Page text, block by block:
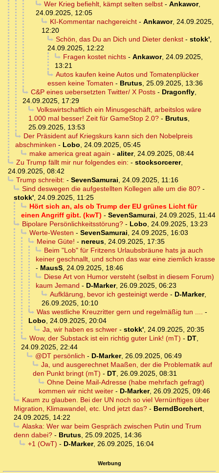
Wer Krieg befiehlt, kämpt selten selbst- Ankawor,
24.09.2025, 12:05
KI-Kommentar nachgereicht- Ankawor, 24.09.2025,
12:20
Schön, das Du an Dich und Dieter denkst- stokk',
24.09.2025, 12:22
Fragen kostet nichts- Ankawor, 24.09.2025,
13:21
Autos kaufen keine Autos und Tomatenplücker
essen keine Tomaten - Brutus, 25.09.2025, 13:36
C&P eines uebersetzten Twitter/ X Posts- Dragonfly,
24.09.2025, 17:29
Volkswirtschaftlich ein Minusgeschäft, arbeitslos wäre
1.000 mal besser! Zeit für GameStop 2.0? - Brutus,
25.09.2025, 13:53
Der Präsident auf Kriegskurs kann sich den Nobelpreis
abschminken - Lobo, 24.09.2025, 05:45
make america great again - aliter, 24.09.2025, 08:44
Zu Trump fällt mir nur folgendes ein: - stocksorcerer,
24.09.2025, 08:42
Trump schreibt: - SevenSamurai, 24.09.2025, 11:16
Sind deswegen die aufgestellten Kollegen alle um die 80?-
stokk', 24.09.2025, 11:25
Hört sich an, als ob Trump der EU grünes Licht für
einen Angriff gibt. (kwT) - SevenSamurai, 24.09.2025, 11:44
Bipolare Persönlichkeitsstörung?- Lobo, 24.09.2025, 13:23
Werte-Westen - SevenSamurai, 24.09.2025, 16:03
Meine Güte! - nereus, 24.09.2025, 17:35
Beim "Lob" für Fritzens Urlaubsbräune hats ja auch
keiner geschnallt, und schon das war eine ziemlich krasse
- MausS, 24.09.2025, 18:46
Diese Art von Humor versteht (selbst in diesem Forum)
kaum Jemand - D-Marker, 26.09.2025, 06:23
Aufklärung, bevor ich gesteinigt werde- D-Marker,
26.09.2025, 10:10
Was westliche Kreuzritter gern und regelmäßig tun .... -
Lobo, 24.09.2025, 20:04
Ja, wir haben es schwer- stokk', 24.09.2025, 20:35
Wow, der Substack ist ein richtig guter Link! (mT) - DT,
24.09.2025, 22:44
@DT persönlich - D-Marker, 26.09.2025, 06:49
Ja, und ausgerechnet Maaßen, der die Problematik auf
den Punkt bringt (mT) - DT, 26.09.2025, 08:31
Ohne Deine Mail-Adresse (habe mehrfach gefragt)
kommen wir nicht weiter - D-Marker, 26.09.2025, 09:46
Kaum zu glauben. Bei der UN noch so viel Vernünftiges über
Migration, Klimawandel, etc. Und jetzt das? - BerndBorchert,
24.09.2025, 14:22
Alaska: Wer war beim Gespräch zwischen Putin und Trum
denn dabei? - Brutus, 25.09.2025, 14:36
+1 (OwT) - D-Marker, 26.09.2025, 16:04
Werbung